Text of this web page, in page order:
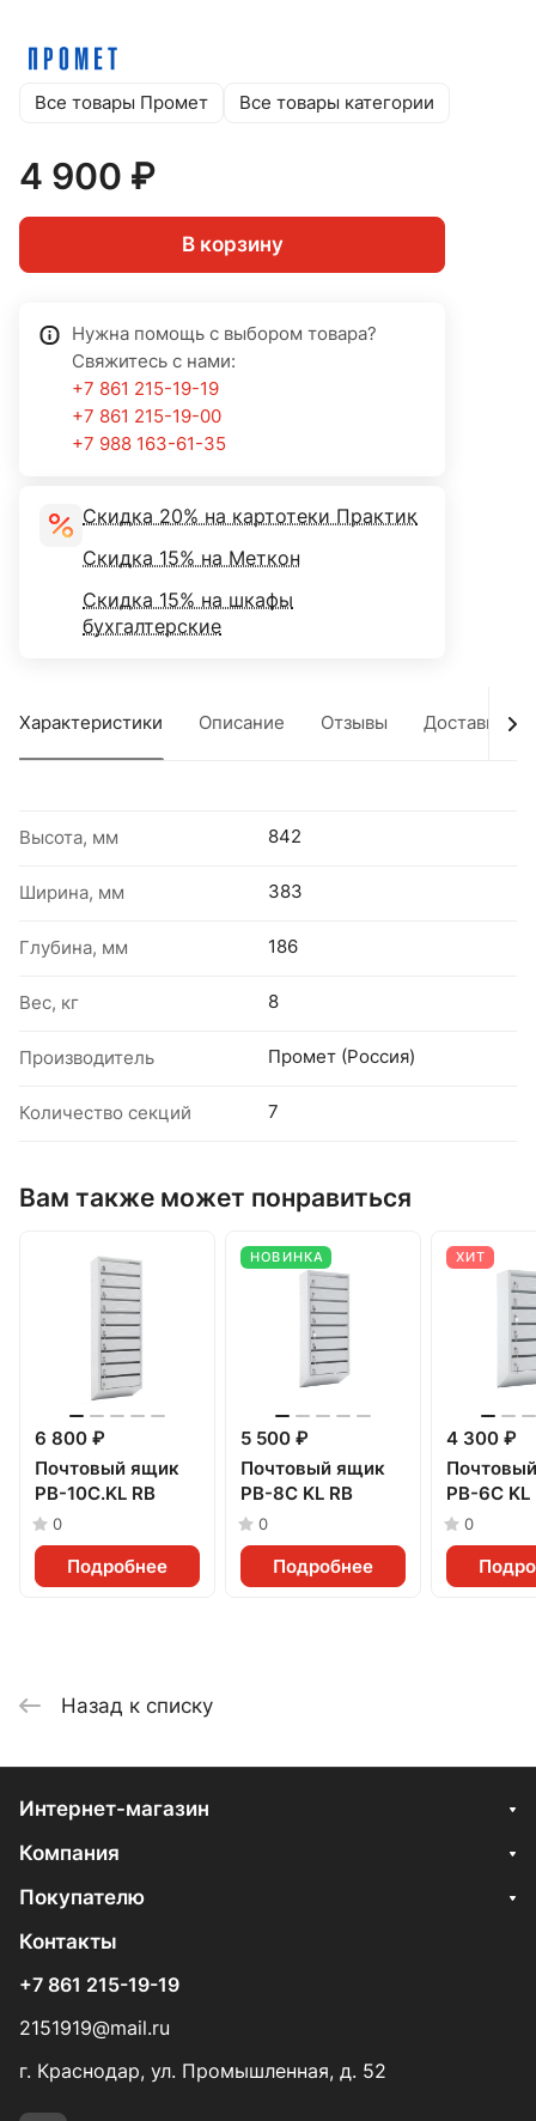
Все товары Промет Все товары категории
4 900 ₽
В корзину
Нужна помощь с выбором товара?
Свяжитесь с нами:
+7 861 215-19-19
+7 861 215-19-00
+7 988 163-61-35
Скидка 20% на картотеки Практик
Скидка 15% на Меткон
Скидка 15% на шкафы
бухгалтерские
Характеристики Описание Отзывы Доставка
Высота, мм 842
Ширина, мм 383
Глубина, мм 186
Вес, кг 8
Производитель Промет (Россия)
Количество секций 7
Вам также может понравиться
6 800 ₽
Почтовый ящик
PB-10C.KL RВ
0
Подробнее
НОВИНКА
5 500 ₽
Почтовый ящик
PB-8C KL RВ
0
Подробнее
ХИТ
4 300 ₽
PB-6C KL
0
Назад к списку
Интернет-магазин
Компания
Покупателю
Контакты
+7 861 215-19-19
2151919@mail.ru
г. Краснодар, ул. Промышленная, д. 52